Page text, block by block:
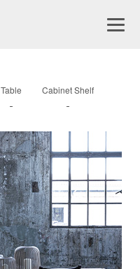
Table Cabinet Shelf